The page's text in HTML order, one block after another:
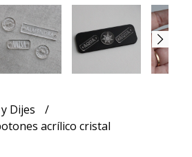
Dijes
acrílico cristal